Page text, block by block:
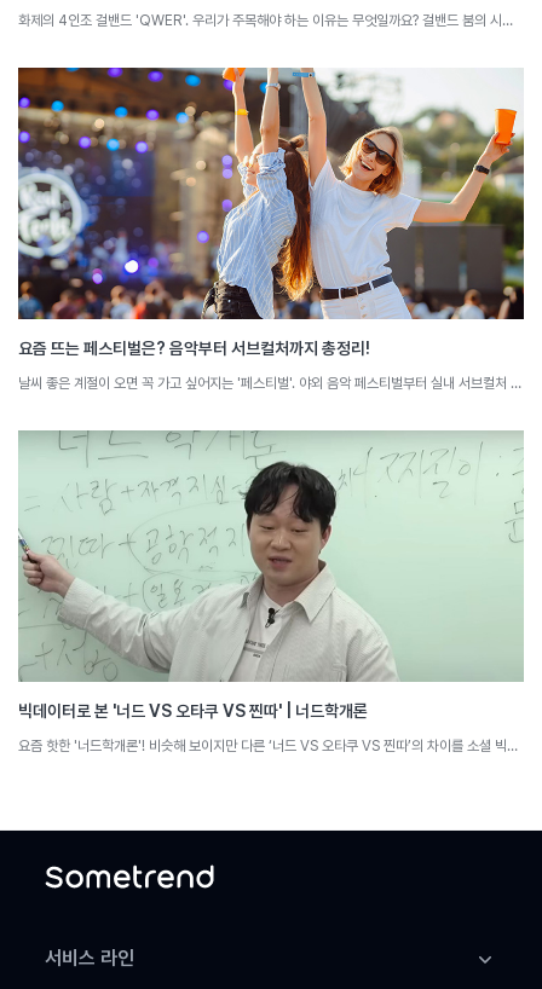
화제의 4인조 걸밴드 'QWER'. 우리가 주목해야 하는 이유는 무엇일까요? 걸밴드 붐의 시작점이 된 QWER의 특징을 소셜 빅데이터로 분석해 봅니다.
요즘 뜨는 페스티벌은? 음악부터 서브컬처까지 총정리!
날씨 좋은 계절이 오면 꼭 가고 싶어지는 '페스티벌'. 야외 음악 페스티벌부터 실내 서브컬처 페스티벌까지, 행사마다 가진 속성들이 존재합니다. 요즘 뜨는 페스티벌과 그 특징을 소셜 빅데이터로 분석해 봅니다.
빅데이터로 본 '너드 VS 오타쿠 VS 찐따' | 너드학개론
요즘 핫한 '너드학개론'! 비슷해 보이지만 다른 ‘너드 VS 오타쿠 VS 찐따’의 차이를 소셜 빅데이터로 분석해 봅니다.
서비스 라인